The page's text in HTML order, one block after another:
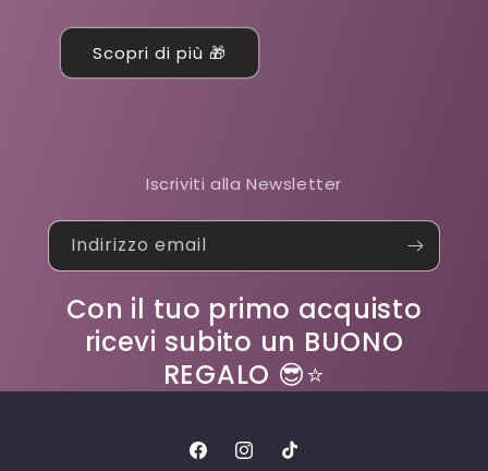
Scopri di più 🎁
Iscriviti alla Newsletter
Indirizzo email
Con il tuo primo acquisto
ricevi subito un BUONO
REGALO 😎⭐
FacebookInstagram
TikTok